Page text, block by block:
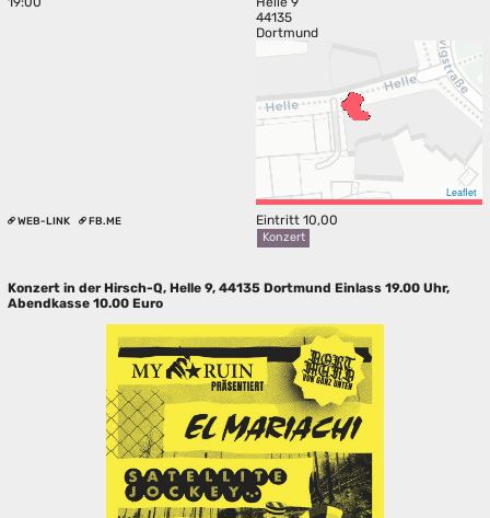
44135
Dortmund
Leaflet
WEB-LINK FB.ME Eintritt 10,00
Konzert
Konzert in der Hirsch-Q, Helle 9, 44135 Dortmund Einlass 19.00 Uhr,
Abendkasse 10.00 Euro